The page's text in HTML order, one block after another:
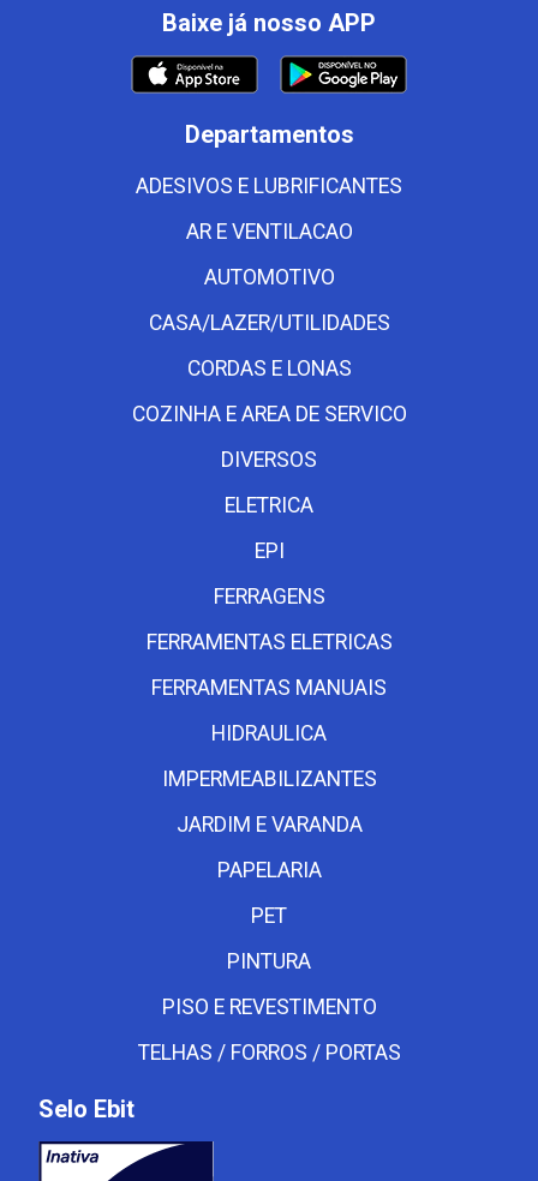
Baixe já nosso APP
Departamentos
ADESIVOS E LUBRIFICANTES
AR E VENTILACAO
AUTOMOTIVO
CASA/LAZER/UTILIDADES
CORDAS E LONAS
COZINHA E AREA DE SERVICO
DIVERSOS
ELETRICA
EPI
FERRAGENS
FERRAMENTAS ELETRICAS
FERRAMENTAS MANUAIS
HIDRAULICA
IMPERMEABILIZANTES
JARDIM E VARANDA
PAPELARIA
PET
PINTURA
PISO E REVESTIMENTO
TELHAS / FORROS / PORTAS
Selo Ebit